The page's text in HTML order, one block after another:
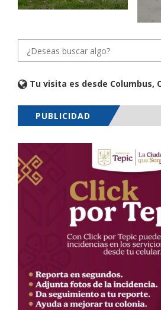
Tu visita es desde Columbus,
PUBLICIDAD